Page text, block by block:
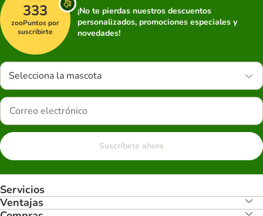
333
zooPuntos por
suscribirte
¡No te pierdas nuestros descuentos
personalizados, promociones especiales y
novedades!
Selecciona la mascota
Suscríbete ahora
Servicios
Ventajas